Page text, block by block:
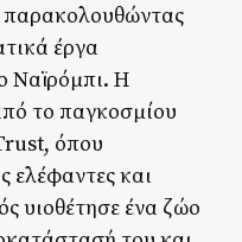
έργα
Ναϊρόμπι. Η
το παγκοσμίου
όπου
ελέφαντες και
υιοθέτησε ένα ζώο